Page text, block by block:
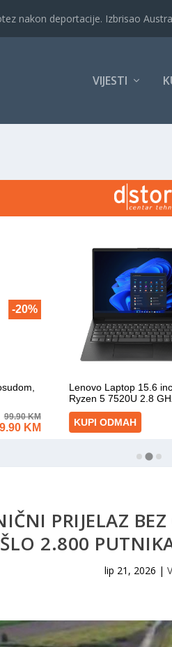
nakon deportacije. Izbrisao
VIJESTI
PRIJELAZ
2.800
lip 21, 2026 |